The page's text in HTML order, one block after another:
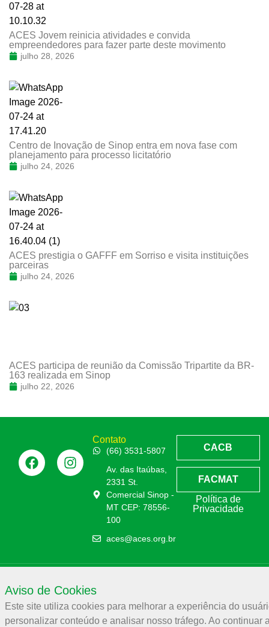
ACES Jovem reinicia atividades e convida
empreendedores para fazer parte deste movimento
julho 28, 2026
Centro de Inovação de Sinop entra em nova fase com
planejamento para processo licitatório
julho 24, 2026
ACES prestigia o GAFFF em Sorriso e visita instituições
parceiras
julho 24, 2026
ACES participa de reunião da Comissão Tripartite da BR-
163 realizada em Sinop
julho 22, 2026
Contato
(66) 3531-5807
Av. das Itaúbas,
2331 St.
Comercial Sinop -
MT CEP: 78556-
100
aces@aces.org.br
CACB
FACMAT
Política de
Privacidade
32.944.910/0001-19
ACES –2026 © Todos os direitos reservados
Aviso de Cookies
Este site utiliza cookies para melhorar a experiência do
personalizar conteúdo e analisar nosso tráfego. Ao continuar